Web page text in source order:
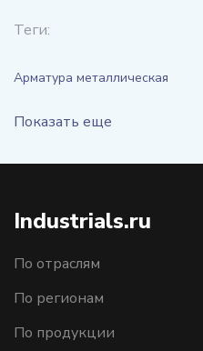
Теги:
Арматура металлическая
Показать еще
Industrials.ru
По отраслям
По регионам
По продукции